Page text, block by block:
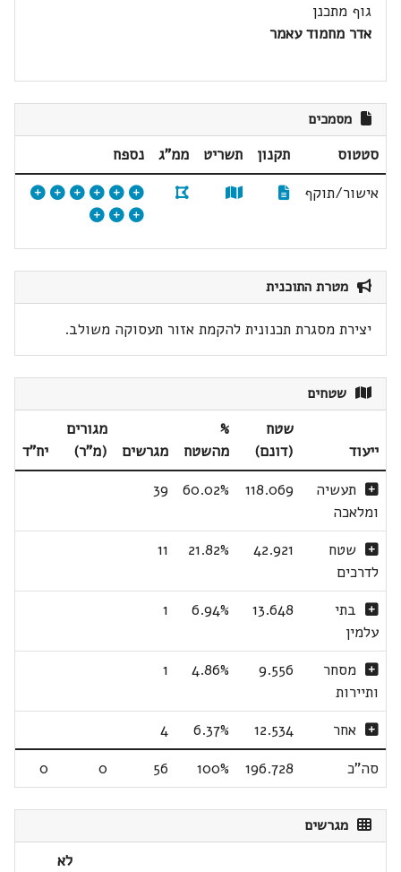
גוף מתכנן
אדר מחמוד עאמר
מסמכים
סטטוס תקנון תשריט ממ"ג
נספח
אישור/תוקף
מטרת התוכנית
יצירת מסגרת תכנונית להקמת אזור תעסוקה משולב.
שטחים
ייעוד
שטח
(דונם)
%
מהשטח
מגרשים
מגורים
(מ"ר)
יח"ד
תעשיה
ומלאכה
118.069
60.02%
39
שטח
לדרכים
42.921
21.82%
11
בתי
עלמין
13.648
6.94%
1
מסחר
ותיירות
9.556
4.86%
1
אחר 12.534
6.37%
4
סה"כ
196.728
100%
56
0
0
מגרשים
לא